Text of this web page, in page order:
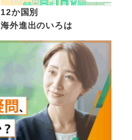
12か国別
海外進出のいろは